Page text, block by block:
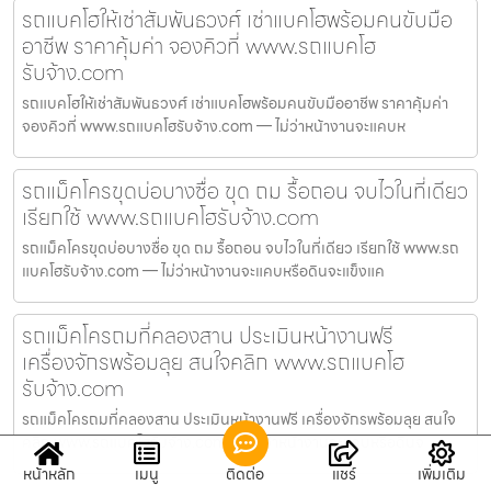
รถแบคโฮให้เช่าสัมพันธวงศ์ เช่าแบคโฮพร้อมคนขับมือ
อาชีพ ราคาคุ้มค่า จองคิวที่ www.รถแบคโฮ
รับจ้าง.com
รถแบคโฮให้เช่าสัมพันธวงศ์ เช่าแบคโฮพร้อมคนขับมืออาชีพ ราคาคุ้มค่า
จองคิวที่ www.รถแบคโฮรับจ้าง.com — ไม่ว่าหน้างานจะแคบห
รถแม็คโครขุดบ่อบางซื่อ ขุด ถม รื้อถอน จบไวในที่เดียว
เรียกใช้ www.รถแบคโฮรับจ้าง.com
รถแม็คโครขุดบ่อบางซื่อ ขุด ถม รื้อถอน จบไวในที่เดียว เรียกใช้ www.รถ
แบคโฮรับจ้าง.com — ไม่ว่าหน้างานจะแคบหรือดินจะแข็งแค
รถแม็คโครถมที่คลองสาน ประเมินหน้างานฟรี
เครื่องจักรพร้อมลุย สนใจคลิก www.รถแบคโฮ
รับจ้าง.com
รถแม็คโครถมที่คลองสาน ประเมินหน้างานฟรี เครื่องจักรพร้อมลุย สนใจ
คลิก www.รถแบคโฮรับจ้าง.com — ไม่ว่าหน้างานจะแคบหรือดินจ
หน้าหลัก
เมนู ติดต่อ แชร์ เพิ่มเติม